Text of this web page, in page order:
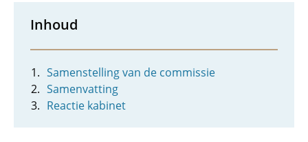
Inhoud
Samenstelling van de commissie
Samenvatting
Reactie kabinet